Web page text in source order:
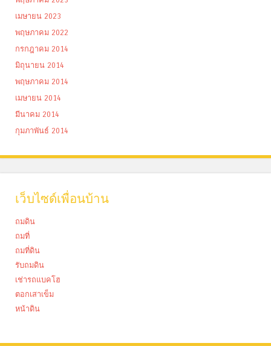
เมษายน 2023
พฤษภาคม 2022
กรกฎาคม 2014
มิถุนายน 2014
พฤษภาคม 2014
เมษายน 2014
มีนาคม 2014
กุมภาพันธ์ 2014
เว็บไซด์เพื่อนบ้าน
ถมดิน
ถมที่
ถมที่ดิน
รับถมดิน
เช่ารถแบคโฮ
ตอกเสาเข็ม
หน้าดิน